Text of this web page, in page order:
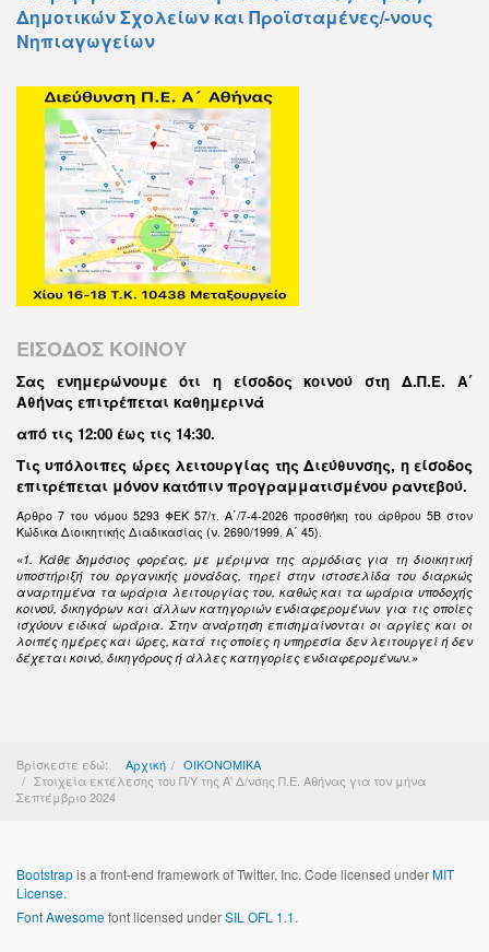
Δημοτικών Σχολείων και Προϊσταμένες/-νους
Νηπιαγωγείων
ΕΙΣΟΔΟΣ ΚΟΙΝΟΥ
Σας ενημερώνουμε ότι η είσοδος κοινού στη Δ.Π.Ε. Α΄
Αθήνας επιτρέπεται καθημερινά
από τις 12:00 έως τις 14:30.
Τις υπόλοιπες ώρες λειτουργίας της Διεύθυνσης, η είσοδος
επιτρέπεται μόνον κατόπιν προγραμματισμένου ραντεβού.
Άρθρο 7 του νόμου 5293 ΦΕΚ 57/τ. Α΄/7-4-2026 προσθήκη του άρθρου 5Β στον
Κώδικα Διοικητικής Διαδικασίας (ν. 2690/1999, Α΄ 45).
«1. Κάθε δημόσιος φορέας, με μέριμνα της αρμόδιας για τη διοικητική
υποστήριξή του οργανικής μονάδας, τηρεί στην ιστοσελίδα του διαρκώς
αναρτημένα τα ωράρια λειτουργίας του, καθώς και τα ωράρια υποδοχής
κοινού, δικηγόρων και άλλων κατηγοριών ενδιαφερομένων για τις οποίες
ισχύουν ειδικά ωράρια. Στην ανάρτηση επισημαίνονται οι αργίες και οι
λοιπές ημέρες και ώρες, κατά τις οποίες η υπηρεσία δεν λειτουργεί ή δεν
δέχεται κοινό, δικηγόρους ή άλλες κατηγορίες ενδιαφερομένων.»
Βρίσκεστε εδώ: Αρχική
ΟΙΚΟΝΟΜΙΚΑ
Στοιχεία εκτέλεσης του Π/Υ της Α' Δ/νσης Π.Ε. Αθήνας για τον μήνα
Σεπτέμβριο 2024
Bootstrapis a front-end framework of Twitter, Inc. Code licensed underMIT
License.
Font Awesomefont licensed underSIL OFL 1.1.